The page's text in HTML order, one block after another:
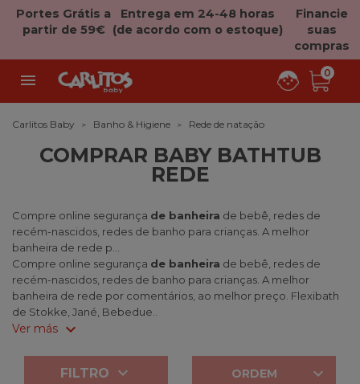
Portes Grátis a
partir de 59€
Entrega em 24-48 horas
(de acordo com o estoque)
Financie
suas
compras
 0
Carlitos Baby Banho & Higiene Rede de natação
COMPRAR BABY BATHTUB
REDE
Compre online segurança de banheira de bebê, redes de
recém-nascidos, redes de banho para crianças. A melhor
banheira de rede p...
Compre online segurança de banheira de bebê, redes de
recém-nascidos, redes de banho para crianças. A melhor
banheira de rede por comentários, ao melhor preço. Flexibath
de Stokke, Jané, Bebedue..
Ver más expand_more
ORDEM 
FILTRO 